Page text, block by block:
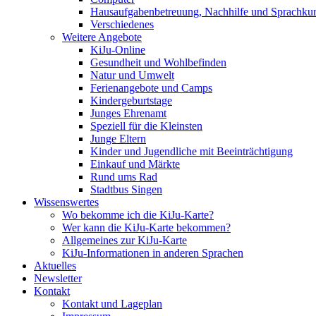
Hausaufgabenbetreuung, Nachhilfe und
Verschiedenes
Weitere Angebote
KiJu-Online
Gesundheit und Wohlbefinden
Natur und Umwelt
Ferienangebote und Camps
Kindergeburtstage
Junges Ehrenamt
Speziell für die Kleinsten
Junge Eltern
Kinder und Jugendliche mit Beeinträchtigung
Einkauf und Märkte
Rund ums Rad
Stadtbus Singen
Wissenswertes
Wo bekomme ich die KiJu-Karte?
Wer kann die KiJu-Karte bekommen?
Allgemeines zur KiJu-Karte
KiJu-Informationen in anderen Sprachen
Aktuelles
Newsletter
Kontakt
Kontakt und Lageplan